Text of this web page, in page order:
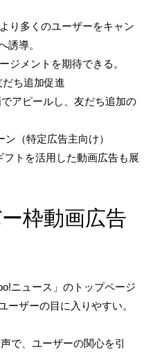
り多くのユーザーをキャン
誘導。
ジメントを期待できる。
ち追加促進
アピールし、友だち追加の
（特定広告主向け）
トを活用した動画広告も展
枠動画広告
ニュース」のトップページ
ーザーの目に入りやすい。
で、ユーザーの関心を引